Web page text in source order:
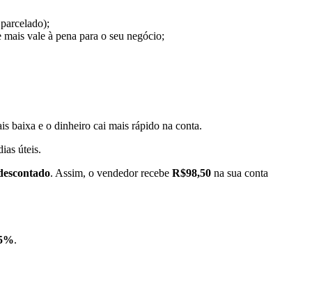
vale à pena para o seu negócio;
baixa e o dinheiro cai mais rápido na conta.
úteis.
. Assim, o vendedor recebe R$98,50 na sua conta
.